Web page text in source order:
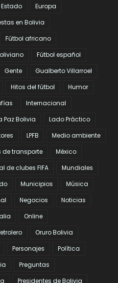
Estado
Europa
en Bolivia
Fútbol africano
Fútbol español
Gente
Gualberto Villarroel
Hitos del fútbol
Humor
Internacional
Paz Bolivia
Lado Práctico
LPFB
Medio ambiente
de transporte
México
de clubes FIFA
Mundiales
Municipios
Música
Negocios
Noticias
Online
Oruro Bolivia
Personajes
Política
Preguntas
Presidentes de Bolivia